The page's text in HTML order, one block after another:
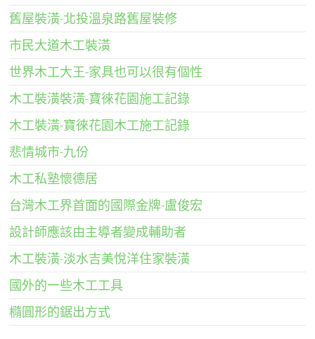
舊屋裝潢-北投溫泉路舊屋裝修
市民大道木工裝潢
世界木工大王-家具也可以很有個性
木工裝潢裝潢-寶徠花園施工記錄
木工裝潢-寶徠花園木工施工記錄
悲情城市-九份
木工私塾懷德居
台灣木工界首面的國際金牌-盧俊宏
設計師應該由主導者變成輔助者
木工裝潢-淡水吉美悅洋住家裝潢
國外的一些木工工具
橢圓形的鋸出方式